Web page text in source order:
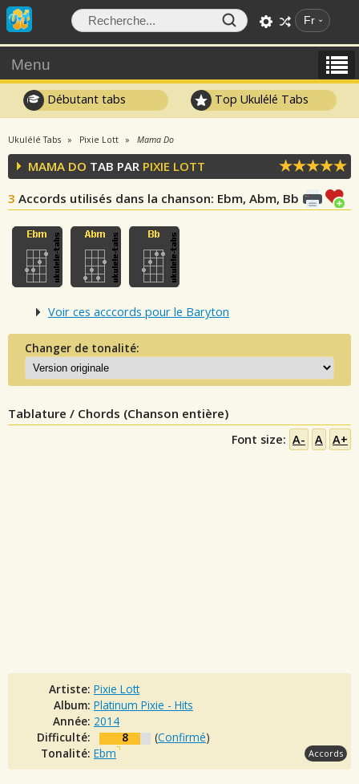
Fr
Menu
Débutant tabs Top Ukulélé Tabs
Ukulélé Tabs Pixie Lott Mama Do
MAMA DO TAB PAR PIXIE LOTT
3 Accords utilisés dans la chanson: Ebm, Abm, Bb
Voir ces acccords pour le Baryton
Changer de tonalité:
Tablature / Chords (Chanson entière)
Font size: A- A A+
Artiste: Pixie Lott
Album: Platinum Pixie - Hits
Année: 2014
Difficulté:
8 (Confirmé)
Tonalité: Ebm Accords